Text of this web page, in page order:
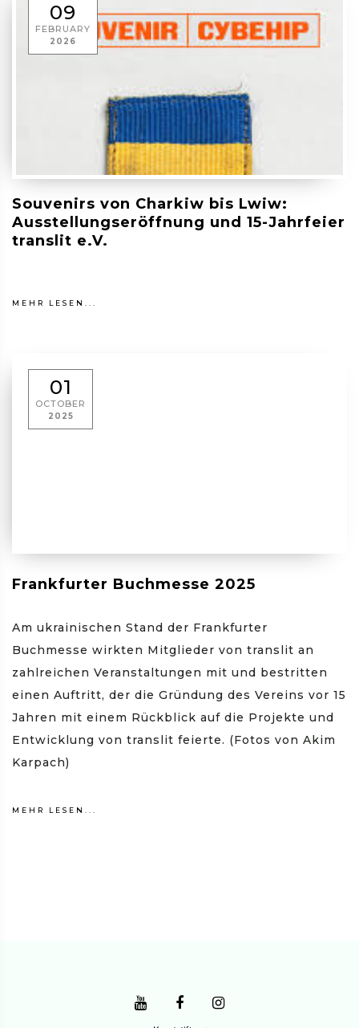
09
FEBRUARY
2026
Souvenirs von Charkiw bis Lwiw:
Ausstellungseröffnung und 15-Jahrfeier
translit e.V.
MEHR LESEN...
01
OCTOBER
2025
Frankfurter Buchmesse 2025
Am ukrainischen Stand der Frankfurter
Buchmesse wirkten Mitglieder von translit an
zahlreichen Veranstaltungen mit und bestritten
einen Auftritt, der die Gründung des Vereins vor 15
Jahren mit einem Rückblick auf die Projekte und
Entwicklung von translit feierte. (Fotos von Akim
Karpach)
MEHR LESEN...